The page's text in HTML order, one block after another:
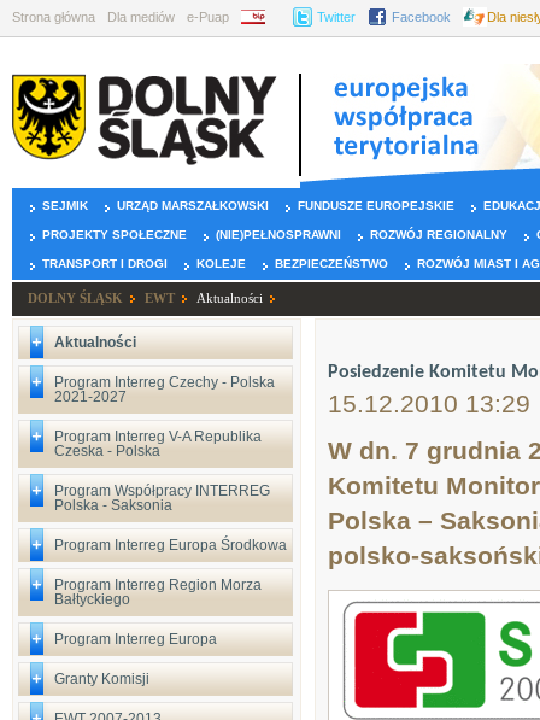
Strona główna Dla mediów e-Puap BIP Twitter Facebook Dla
SEJMIK URZĄD MARSZAŁKOWSKI FUNDUSZE EUROPEJSKIE
PROJEKTY SPOŁECZNE (NIE)PEŁNOSPRAWNI ROZWÓJ REGIONALNY
TRANSPORT I DROGI KOLEJE BEZPIECZEŃSTWO ROZWÓJ MIAST I
DOLNY ŚLĄSK EWT Aktualności
Aktualności
Program Interreg Czechy - Polska
2021-2027
Program Interreg V-A Republika
Czeska - Polska
Program Współpracy INTERREG
Polska - Saksonia
Program Interreg Europa Środkowa
Program Interreg Region Morza
Bałtyckiego
Program Interreg Europa
Granty Komisji
Posiedzenie Komitetu
15.12.2010 13:29
W dn. 7 grudnia
Komitetu
Polska –
polsko-